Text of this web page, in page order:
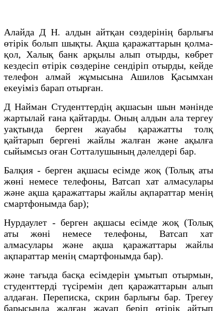
Алайда Д Н. алдын айтқан сөздерінің барлығы
өтірік болып шықты. Ақша қаражаттарын қолма-
қол, Халық банк арқылы алып отырды, көбрет
кездесіп өтірік сөздеріне сендіріп отырды, кейде
телефон алмай жұмысына Ашилов Қасымхан
екеуіміз барап отырған.
Д Найман Студенттердің ақшасын шын мәнінде
жартылай ғана қайтарды. Оның алдын ала тергеу
уақтында берген жауабы қаражатты толқ
қайтарып бергені жайлы жалған және ақылға
сыйымсыз оған Сотталушының дәлелдері бар.
Балқия - берген ақшасы есімде жоқ (Толық аты
жөні немесе телефоны, Ватсап хат алмасулары
және ақша қаражаттары жайлы ақпараттар менің
смартфонымда бар);
Нурдаулет - берген ақшасы есімде жоқ (Толық
аты жөні немесе телефоны, Ватсап хат
алмасулары және ақша қаражаттары жайлы
ақпараттар менің смартфонымда бар).
және тағыда басқа есімдерін ұмытып отырмын,
студенттерді түсіремін деп қаражаттарын алып
алдаған. Переписка, скрин барлығы бар. Трегеу
барысында жалған жауап беріп өтірік айтып